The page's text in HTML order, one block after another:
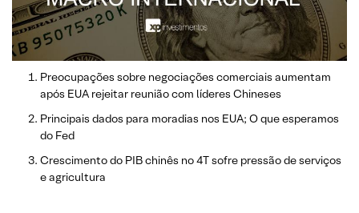
Preocupações sobre negociações comerciais aumentam
após EUA rejeitar reunião com líderes Chineses
Principais dados para moradias nos EUA; O que esperamos
do Fed
Crescimento do PIB chinês no 4T sofre pressão de serviços
e agricultura